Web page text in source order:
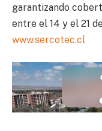
garantizando
entre el 14 y el 21
www.sercotec.cl